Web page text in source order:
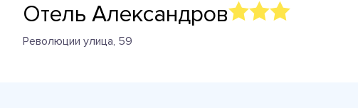
Отель Александров
Революции улица, 59